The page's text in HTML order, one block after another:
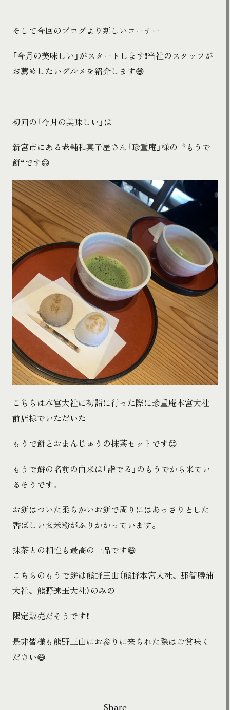
そして今回のブログより新しいコーナー
「今月の美味しい」がスタートします❗️当社のスタッフが
お薦めしたいグルメを紹介します😄
初回の「今月の美味しい」は
新宮市にある老舗和菓子屋さん「珍重庵」様の〝もうで
餅“です😄
こちらは本宮大社に初詣に行った際に珍重庵本宮大社
前店様でいただいた
もうで餅とおまんじゅうの抹茶セットです😊
もうで餅の名前の由来は「詣でる」のもうでから来てい
るそうです。
お餅はついた柔らかいお餅で周りにはあっさりとした
香ばしい玄米粉がふりかかっています。
抹茶との相性も最高の一品です😄
こちらのもうで餅は熊野三山（熊野本宮大社、那智勝浦
大社、熊野速玉大社）のみの
限定販売だそうです❗️
是非皆様も熊野三山にお参りに来られた際はご賞味く
ださい😄
Share